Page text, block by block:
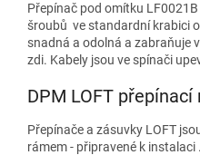
Přepínač pod omítku
šroubů ve standardní krabici
snadná a odolná a zabraňuje
zdi. Kabely jsou ve spínači
DPM LOFT přepínací
Přepínače a zásuvky LOFT
rámem - připravené k